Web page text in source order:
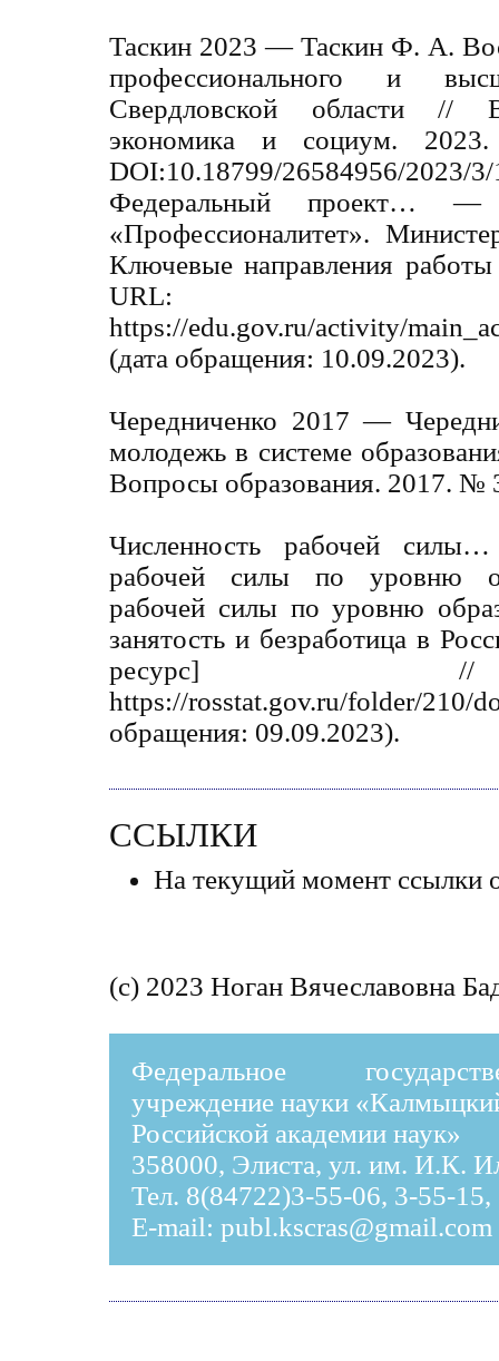
Таскин 2023 — Таскин Ф. А.
профессионального и
Свердловской области //
экономика и социум.
DOI:10.18799/26584956/2023/3/
Федеральный проект… —
«Профессионалитет».
Ключевые направления
URL:
https://edu.gov.ru/activity/
(дата обращения: 10.09.2023).
Чередниченко 2017 —
молодежь в системе
Вопросы образования. 2017. №
Численность рабочей
рабочей силы по уровню
рабочей силы по уровню
занятость и безработица в
ресурс]
https://rosstat.gov.ru/folder/
обращения: 09.09.2023).
ССЫЛКИ
На текущий момент ссылки
(c) 2023 Ноган Вячеславовна
Федеральное
учреждение науки
Российской академии наук»
358000, Элиста, ул. им. И.К.
Тел. 8(84722)3-55-06, 3-55-
E-mail: publ.kscras@gmail.com